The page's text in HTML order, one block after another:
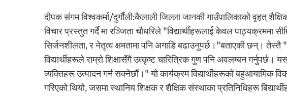
दीपक संगम विश्वकर्मा/दुर्गाैली:कैलाली जिल्ला जानकी गाउँपालिकाको वृहत्
विचार प्रस्तुत गर्दै मा रञ्जिता चाैधरिले "विद्यार्थीहरूलाई केवल पाठ्यक्रममा
सिर्जनशीलता, र नेतृत्व क्षमतामा पनि अगाडि बढाउनुपर्छ।"बताएकी छन्। तेस्तै
विद्यार्थीहरूले राम्रो शिक्षासँगै उत्कृष्ट चारित्रिक गुण पनि अवलम्बन गर्नुपर्छ।
व्यक्तिहरू उत्पादन गर्न सक्नेछौं।" यो कार्यक्रम विद्यार्थीहरूको बहुआयामिक
गरिएको थियो, जसमा स्थानिय शिक्षक र शैक्षिक संस्थाका प्रतिनिधिहरू